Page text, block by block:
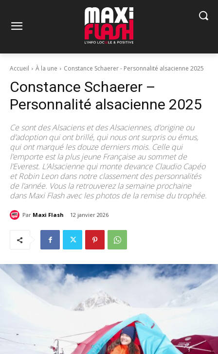
Accueil À la une Constance Schaerer - Personnalité alsacienne 2025
Constance Schaerer –
Personnalité alsacienne 2025
Ce sont des Alsaciens et des Alsaciennes, d’origine ou
d’adoption qui ont brillé, qui nous ont surpris ou émus,
qui ont marqué les douze derniers mois. Celle qui
l’emporte est la plus jeune Française au sommet de
l’Everest. L’Alsacienne qui monte devance Claudio Capéo
et Robin Leon dans notre classement des personnalités
de l’année. Vous la retrouverez la semaine prochaine
dans Maxi Flash avec les photos de la remise du trophée.
Par Maxi Flash 12 janvier 2026